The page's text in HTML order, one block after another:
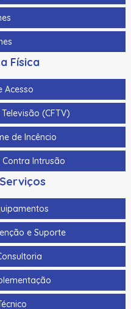
Física
Acesso
(CFTV)
de Incêncio
Intrusão
e Suporte